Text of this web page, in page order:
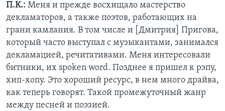
П.К.: Меня и прежде восхищало мастерство
декламаторов, а также поэтов, работающих на
грани камлания. В том числе и [Дмитрия] Пригова,
который часто выступал с музыкантами, занимался
декламацией, речитативами. Меня интересовали
битники, их spoken word. Позднее я пришел к рэпу,
хип-хопу. Это хороший ресурс, в нем много драйва,
как теперь говорят. Такой промежуточный жанр
между песней и поэзией.